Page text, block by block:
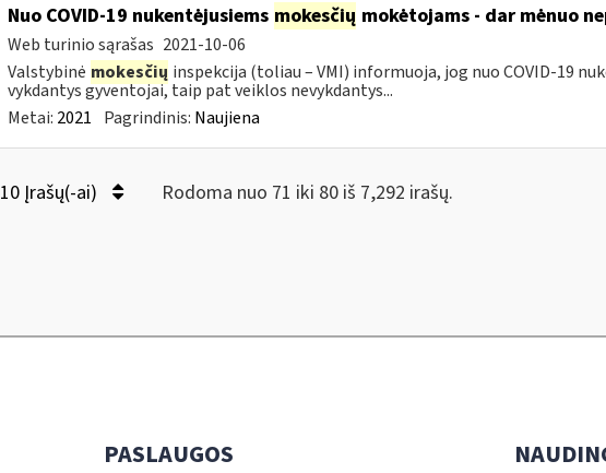
Nuo COVID-19 nukentėjusiems mokesčių mokėtojams - dar mėnuo
Web turinio sąrašas 2021-10-06
Valstybinė mokesčių inspekcija (toliau – VMI) informuoja, jog nuo COVID-19
vykdantys gyventojai, taip pat veiklos nevykdantys...
Metai: 2021 Pagrindinis: Naujiena
10 Įrašų(-ai) Rodoma nuo 71 iki 80 iš 7,292 irašų.
PASLAUGOS